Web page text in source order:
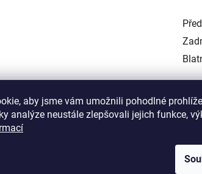
aby jsme vám umožnili pohodlné
analýze neustále zlepšovali jejich funkce,